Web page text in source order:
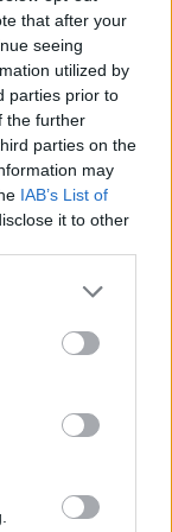
that after your
seeing
utilized by
parties prior to
the further
parties on the
may
IAB’s List of
it to other
more Google
may click to
party tags to
below Google
avanzata
di riferimento